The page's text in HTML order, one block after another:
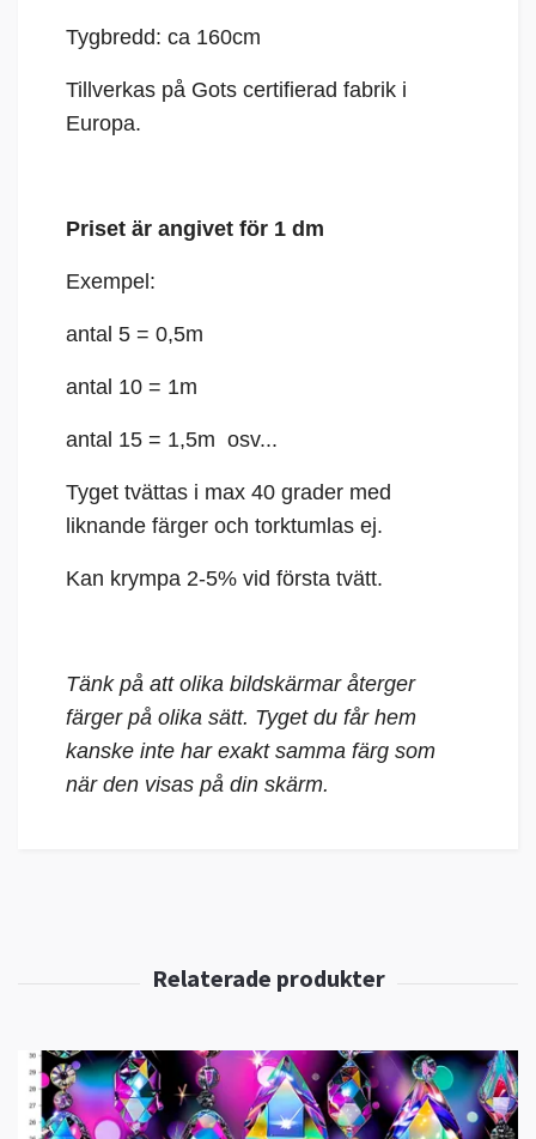
Tygbredd: ca 160cm
Tillverkas på Gots certifierad fabrik i
Europa.
Priset är angivet för 1 dm
Exempel:
antal 5 = 0,5m
antal 10 = 1m
antal 15 = 1,5m osv...
Tyget tvättas i max 40 grader med
liknande färger och torktumlas ej.
Kan krympa 2-5% vid första tvätt.
Tänk på att olika bildskärmar återger
färger på olika sätt. Tyget du får hem
kanske inte har exakt samma färg som
när den visas på din skärm.